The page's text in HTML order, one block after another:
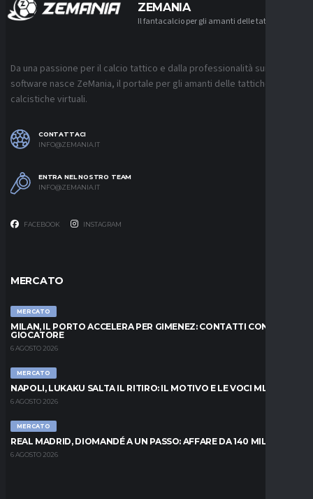
ZEMANIA
Il fantacalcio per gli amanti delle tattiche
Da una passione per il calcio tattico e dalla professionalità sui
software nasce ZeMania, il portale per gli amanti delle tattiche
calcistiche virtuali.
CONTATTACI
INFO@ZEMANIA.IT
ENTRA NEL NOSTRO TEAM
INFO@ZEMANIA.IT
FACEBOOK INSTAGRAM
MERCATO
MERCATO
MILAN, IL PORTO ACCELERA PER GIMENEZ: CONTATTI CON IL
GIOCATORE
6 AGOSTO 2026
MERCATO
NAPOLI, LUKAKU SALTA IL RITIRO: IL MOTIVO E LE VOCI MLS
6 AGOSTO 2026
MERCATO
REAL MADRID, DIOMANDÉ A UN PASSO: AFFARE DA 140 MILIONI
6 AGOSTO 2026